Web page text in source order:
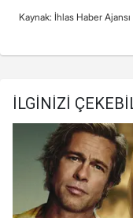
Kaynak: İhlas Haber Ajansı